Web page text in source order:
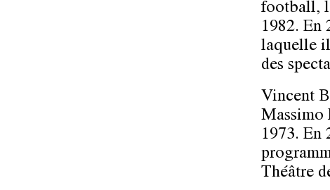
football,
1982. En
laquelle il
des
Vincent
Massimo
1973. En
Théâtre